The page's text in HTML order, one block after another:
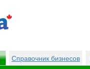
Справочник бизнесов